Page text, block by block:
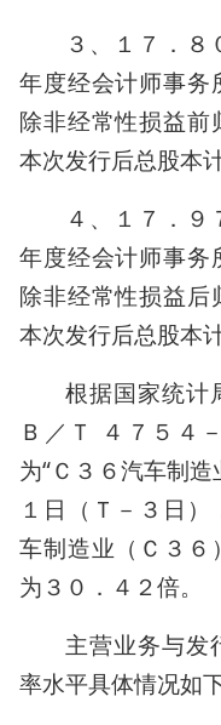
３、１７．８
年度经会计师事务
除非经常性损益前
本次发行后总股本
４、１７．９
年度经会计师事务
除非经常性损益后
本次发行后总股本计
根据国家统计
Ｂ／Ｔ ４７５４
为“Ｃ３６汽车制
１日（Ｔ－３日
车制造业（Ｃ３６
为３０．４２倍。
主营业务与发
率水平具体情况如